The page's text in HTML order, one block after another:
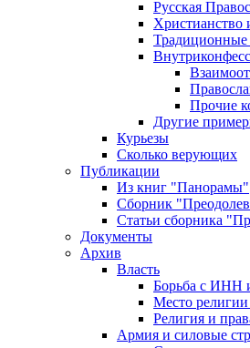
Русская
Христианство
Традиционные
Прочие
Другие
Курьезы
Сколько верующих
Публикации
Из книг "Панорамы"
Сборник
Статьи сборника
Документы
Архив
Власть
Борьба с ИНН
Место
Религия и
Армия и силовые